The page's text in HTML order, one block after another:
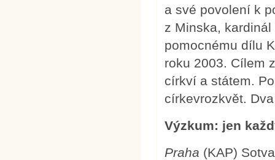
a své povolení k
z Minska,
pomocnému dílu
roku 2003. Cílem
církví a státem.
církevrozkvět.
Výzkum: jen
Praha (KAP)